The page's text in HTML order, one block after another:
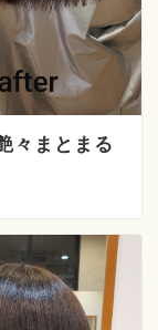
々まとまる